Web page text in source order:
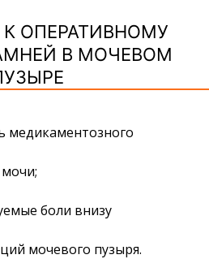
ОПЕРАТИВНОМУ
В МОЧЕВОМ
медикаментозного
боли внизу
мочевого пузыря.